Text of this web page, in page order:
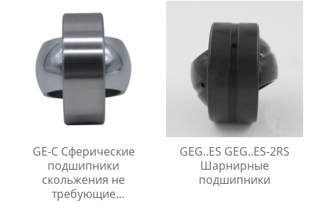
GE-C Сферические
подшипники
скольжения не
требующие
GEG..ES GEG..ES-2RS
Шарнирные
подшипники